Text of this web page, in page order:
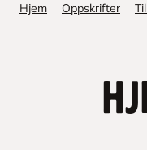
Hjem Oppskrifter